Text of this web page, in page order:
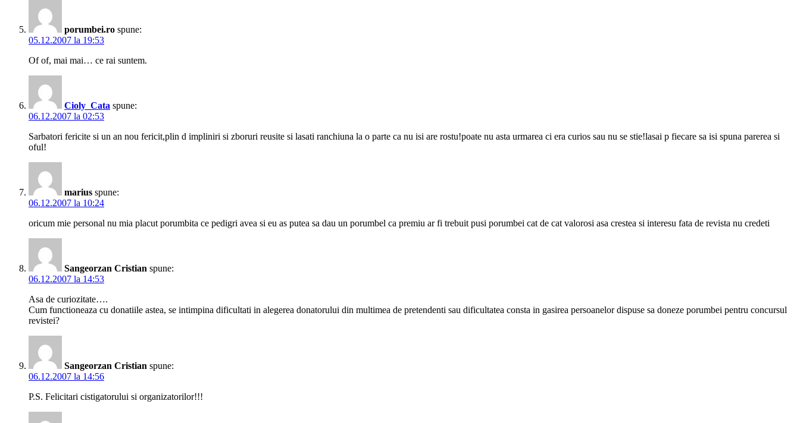
porumbei.ro spune:
05.12.2007 la 19:53
Of of, mai mai… ce rai suntem.
Cioly_Cata spune:
06.12.2007 la 02:53
Sarbatori fericite si un an nou fericit,plin d impliniri si zboruri reusite si lasati ranchiuna la o parte ca nu isi are rostu!poate nu asta urmarea ci era curios sau nu se stie!lasai p fiecare sa isi spuna parerea si
oful!
marius spune:
06.12.2007 la 10:24
oricum mie personal nu mia placut porumbita ce pedigri avea si eu as putea sa dau un porumbel ca premiu ar fi trebuit pusi porumbei cat de cat valorosi asa crestea si interesu fata de revista nu credeti
Sangeorzan Cristian spune:
06.12.2007 la 14:53
Asa de curiozitate….
Cum functioneaza cu donatiile astea, se intimpina dificultati in alegerea donatorului din multimea de pretendenti sau dificultatea consta in gasirea persoanelor dispuse sa doneze porumbei pentru concursul
revistei?
Sangeorzan Cristian spune:
06.12.2007 la 14:56
P.S. Felicitari cistigatorului si organizatorilor!!!